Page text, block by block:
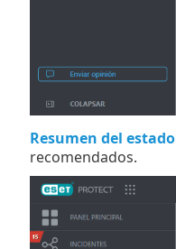
Resumen del estado
recomendados.